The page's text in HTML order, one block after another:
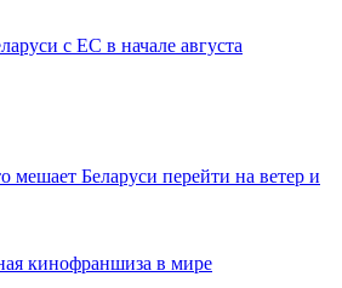
с ЕС в начале августа
Беларуси перейти на ветер и
кинофраншиза в мире